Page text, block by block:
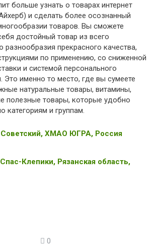
больше узнать о товарах интернет
и сделать более осознанный
товаров. Вы сможете
достойный товар из всего
разнообразия прекрасного качества,
по применению, со сниженной
и системой персонального
Это именно то место, где вы сумеете
натуральные товары, витамины,
полезные товары, которые удобно
категориям и группам.
Советский, ХМАО ЮГРА, Россия
Клепики, Рязанская область,
0